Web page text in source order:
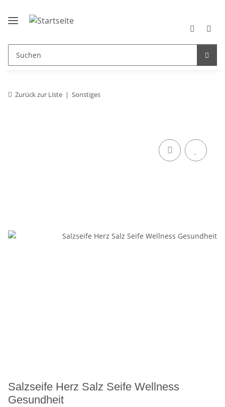
Zurück zur Liste Sonstiges
Salzseife Herz Salz Seife Wellness
Gesundheit